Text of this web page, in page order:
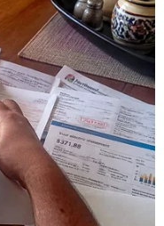
ngày đầu kỳ
24/6 trời oi bức,
từ 34-35 độ, có